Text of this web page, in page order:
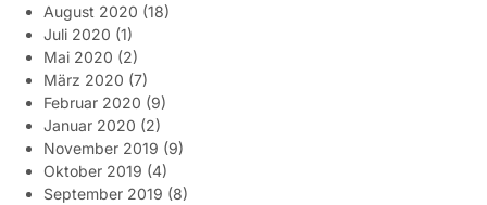
August 2020 (18)
Juli 2020 (1)
Mai 2020 (2)
März 2020 (7)
Februar 2020 (9)
Januar 2020 (2)
November 2019 (9)
Oktober 2019 (4)
September 2019 (8)